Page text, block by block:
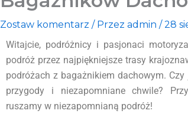
Zostaw komentarz / Przez admin /28
Witajcie, podróżnicy i pasjonaci
podróż przez najpiękniejsze trasy
podróżach z bagażnikiem dachowym.
przygody i niezapomniane chwile?
ruszamy w niezapomnianą podróż!